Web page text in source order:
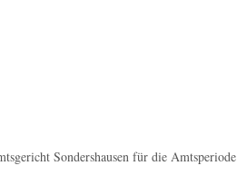
Sondershausen für die Amtsperiode